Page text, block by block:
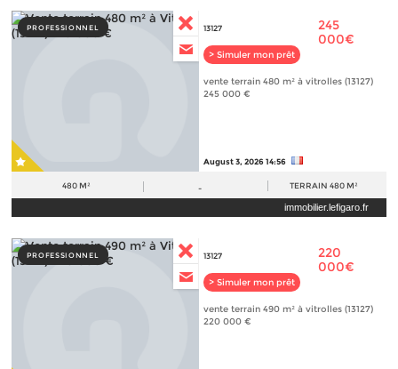
PROFESSIONNEL 13127
> Simuler mon prêt
245
000€
vente terrain 480 m² à vitrolles (13127)
245 000 €
August 3, 2026 14:56
480 M² - TERRAIN 480 M²
immobilier.lefigaro.fr
PROFESSIONNEL 13127
> Simuler mon prêt
220
000€
vente terrain 490 m² à vitrolles (13127)
220 000 €